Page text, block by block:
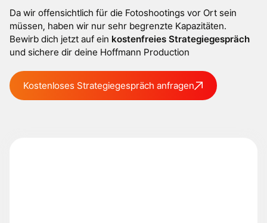
Da wir offensichtlich für die Fotoshootings vor Ort sein
müssen, haben wir nur sehr begrenzte Kapazitäten.
Bewirb dich jetzt auf ein kostenfreies Strategiegespräch
und sichere dir deine Hoffmann Production
Kostenloses Strategiegespräch anfragen